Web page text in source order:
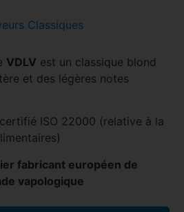
Classiques
VDLV est un classique blond
et des légères notes
ISO 22000 (relative à la
fabricant européen de
vapologique